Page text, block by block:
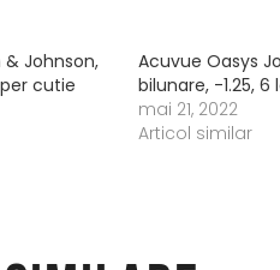
Johnson,
cutie
Acuvue Oasys
bilunare, -1.25,
mai 21, 2022
Articol similar